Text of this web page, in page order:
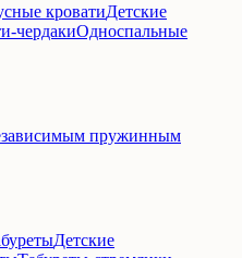
кроватиДетские
чердакиОдноспальные
пружинным
Детские